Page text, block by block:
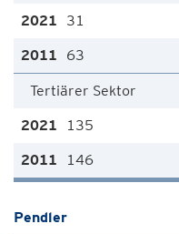
31
63
Tertiärer Sektor
135
146
Pendler